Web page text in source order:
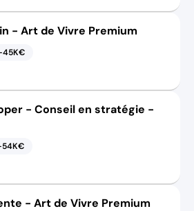
- Art de Vivre Premium
- Conseil en stratégie -
- Art de Vivre Premium